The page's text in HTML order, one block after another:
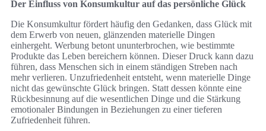
Der Einfluss von Konsumkultur auf das persönliche Glück
Die Konsumkultur fördert häufig den Gedanken, dass Glück mit
dem Erwerb von neuen, glänzenden materielle Dingen
einhergeht. Werbung betont ununterbrochen, wie bestimmte
Produkte das Leben bereichern können. Dieser Druck kann dazu
führen, dass Menschen sich in einem ständigen Streben nach
mehr verlieren. Unzufriedenheit entsteht, wenn materielle Dinge
nicht das gewünschte Glück bringen. Statt dessen könnte eine
Rückbesinnung auf die wesentlichen Dinge und die Stärkung
emotionaler Bindungen in Beziehungen zu einer tieferen
Zufriedenheit führen.